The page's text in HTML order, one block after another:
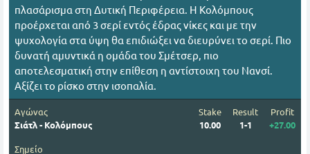
πλασάρισμα στη Δυτική Περιφέρεια. Η Κολόμπους
προέρχεται από 3 σερί εντός έδρας νίκες και με την
ψυχολογία στα ύψη θα επιδιώξει να διευρύνει το σερί. Πιο
δυνατή αμυντικά η ομάδα του Σμέτσερ, πιο
αποτελεσματική στην επίθεση η αντίστοιχη του Νανσί.
Αξίζει το ρίσκο στην ισοπαλία.
Αγώνας
Σιάτλ - Κολόμπους
Stake
10.00
Result
1-1
Profit
+27.00
Σημείο